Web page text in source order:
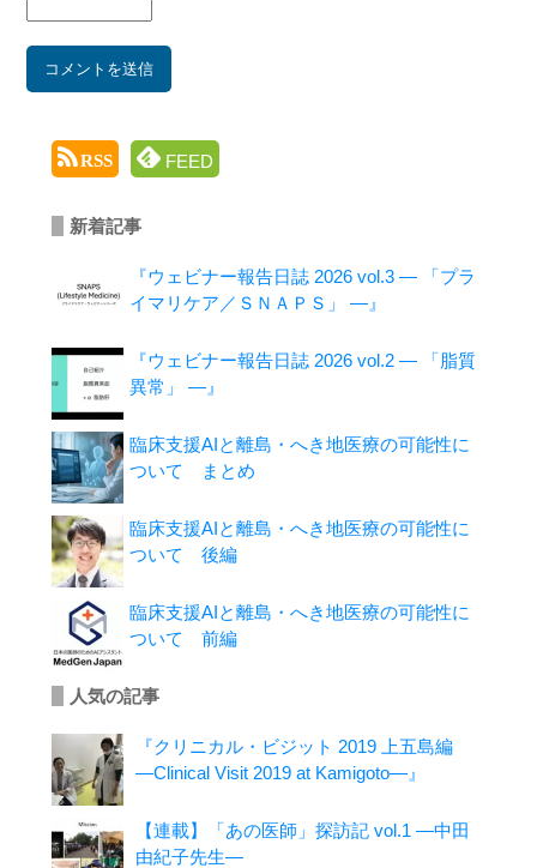
RSS FEED
新着記事
『ウェビナー報告日誌 2026 vol.3 ― 「プラ
イマリケア／ＳＮＡＰＳ」 ―』
『ウェビナー報告日誌 2026 vol.2 ― 「脂質
異常」 ―』
臨床支援AIと離島・へき地医療の可能性に
ついて まとめ
臨床支援AIと離島・へき地医療の可能性に
ついて 後編
臨床支援AIと離島・へき地医療の可能性に
ついて 前編
人気の記事
『クリニカル・ビジット 2019 上五島編
―Clinical Visit 2019 at Kamigoto―』
【連載】「あの医師」探訪記 vol.1 ―中田
由紀子先生―